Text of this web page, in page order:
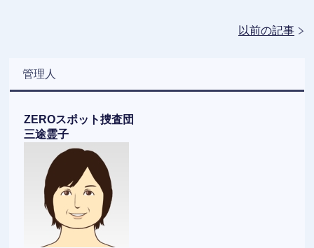
以前の記事
管理人
ZEROスポット捜査団
三途霊子